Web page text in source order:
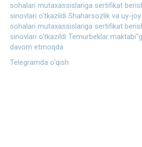
sohalari mutaxassislariga sertifikat
sinovlari o‘tkazildi Shaharsozlik va uy-
sohalari mutaxassislariga sertifikat
sinovlari o‘tkazildi Temurbeklar
davom etmoqda
Telegramda o‘qish